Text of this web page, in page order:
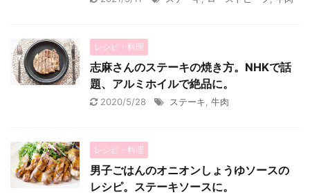
レシピ・料理
志麻さんのステーキの焼き方。NHKで話
題、アルミホイルで絶品に。
2020/5/28 ステーキ 牛肉
レシピ・料理
男子ごはんのオニオンしょうゆソースの
レシピ。ステーキソースに。